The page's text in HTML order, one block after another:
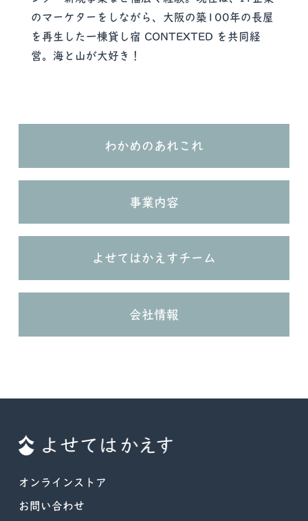
のマーケターをしながら、大阪の築100年の長屋
を再生した一棟貸し宿 CONTEXTED を共同経
営。海と山が大好き！
わかめのあれこれ
事業内容
よせてはかえすチーム
会社情報
オンラインストア
お問い合わせ